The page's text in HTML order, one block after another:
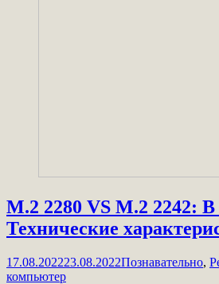
M.2 2280 VS M.2 2242:
Технические
17.08.202223.08.2022Познавательно,
компьютер